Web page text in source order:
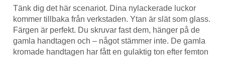
Tänk dig det här scenariot. Dina nylackerade luckor
kommer tillbaka från verkstaden. Ytan är slät som glass.
Färgen är perfekt. Du skruvar fast dem, hänger på de
gamla handtagen och – något stämmer inte. De gamla
kromade handtagen har fått en gulaktig ton efter femton